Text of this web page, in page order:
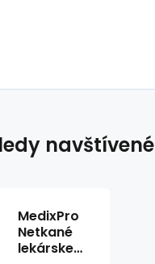
MedixPro
Netkané
lekárske